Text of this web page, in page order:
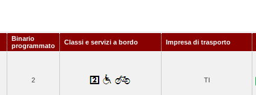
Binario
programmato
Classi e servizi a bordo Impresa di trasporto
2 TI